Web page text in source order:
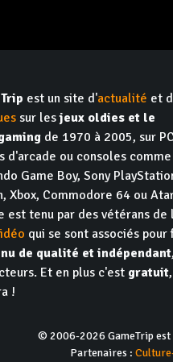
est un site d'actualité et
sur lesjeux oldies et le
de 1970 à 2005, sur
d'arcade ou consoles comme
Game Boy, Sony
Xbox, Commodore 64 ou
est tenu par des vétérans de
qui se sont associés pour
de qualité et indépendant
Et en plus c'est gratuit
!
© 2006-2026 GameTrip est
Partenaires :